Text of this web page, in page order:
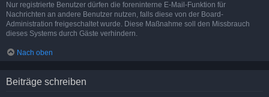
Nur registrierte Benutzer dürfen die foreninterne E-Mail-Funktion für
Nachrichten an andere Benutzer nutzen, falls diese von der Board-
Administration freigeschaltet wurde. Diese Maßnahme soll den Missbrauch
dieses Systems durch Gäste verhindern.
Nach oben
Beiträge schreiben